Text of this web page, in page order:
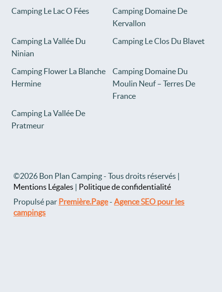
Camping Le Lac O Fées
Camping Domaine De
Kervallon
Camping La Vallée Du
Ninian
Camping Le Clos Du Blavet
Camping Flower La Blanche
Hermine
Camping Domaine Du
Moulin Neuf – Terres De
France
Camping La Vallée De
Pratmeur
©2026 Bon Plan Camping - Tous droits réservés |
Mentions Légales | Politique de confidentialité
Propulsé par Première.Page-Agence SEO pour les
campings